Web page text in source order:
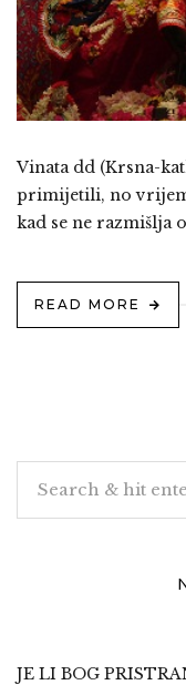
Vinata dd (Krsna-
primijetili, no
kad se ne razmišlja
READ MORE
JE LI BOG